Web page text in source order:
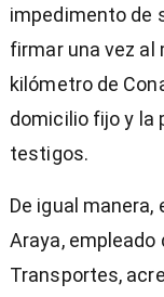
impedimento de
firmar una vez al
kilómetro de
domicilio fijo y la
testigos.
De igual manera,
Araya, empleado
Transportes,